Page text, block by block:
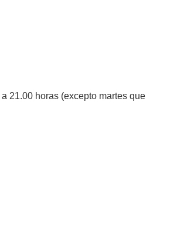
21.00 horas (excepto martes que